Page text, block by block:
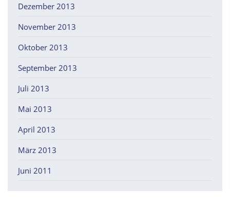
Dezember 2013
November 2013
Oktober 2013
September 2013
Juli 2013
Mai 2013
April 2013
März 2013
Juni 2011